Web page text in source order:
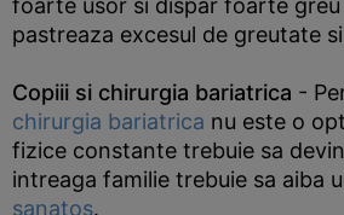
foarte usor si dispar foarte
pastreaza excesul de greutate
Copiii si chirurgia bariatrica -
chirurgia bariatrica nu este o
fizice constante trebuie sa
intreaga familie trebuie sa aiba
sanatos.